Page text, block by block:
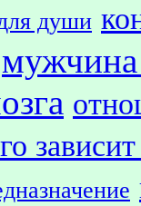
души